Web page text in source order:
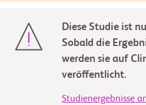
Diese Studie ist
Sobald die
werden sie auf
veröffentlicht.
Studienergebnisse